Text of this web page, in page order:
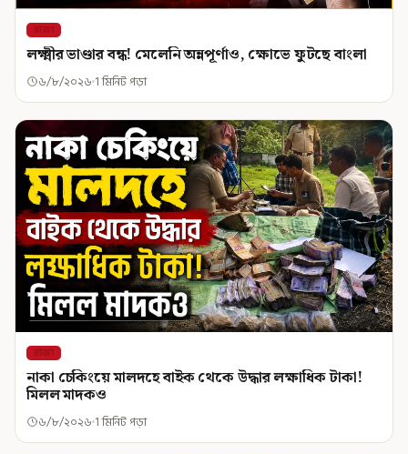
রাজ্য
লক্ষ্মীর ভাণ্ডার বন্ধ! মেলেনি অন্নপূর্ণাও, ক্ষোভে ফুটছে বাংলা
৬/৮/২০২৬ 1 মিনিট পড়া
রাজ্য
নাকা চেকিংয়ে মালদহে বাইক থেকে উদ্ধার লক্ষাধিক টাকা!
মিলল মাদকও
৬/৮/২০২৬ 1 মিনিট পড়া